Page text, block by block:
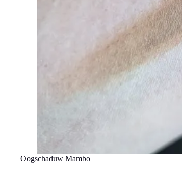
Oogschaduw Mambo